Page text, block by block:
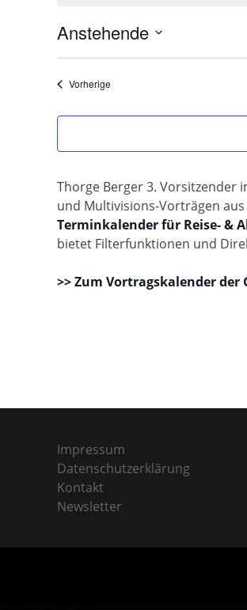
Anstehende
Datum
VorherigeVeranstaltungen
Thorge Berger 3. Vorsitzender
und Multivisions-Vorträgen
Terminkalender für Reise- &
bietet Filterfunktionen und
>> Zum Vortragskalender der
Impressum
Datenschutzerklärung
Kontakt
Newsletter